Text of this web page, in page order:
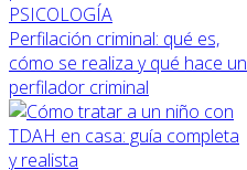
PSICOLOGÍA
Perfilación criminal: qué es,
cómo se realiza y qué hace un
perfilador criminal